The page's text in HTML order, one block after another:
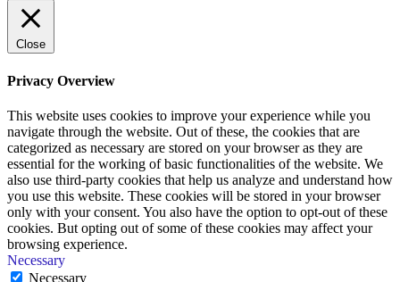
Close
Privacy Overview
This website uses cookies to improve your experience while you
navigate through the website. Out of these, the cookies that are
categorized as necessary are stored on your browser as they are
essential for the working of basic functionalities of the website. We
also use third-party cookies that help us analyze and understand how
you use this website. These cookies will be stored in your browser
only with your consent. You also have the option to opt-out of these
cookies. But opting out of some of these cookies may affect your
browsing experience.
Necessary
Necessary